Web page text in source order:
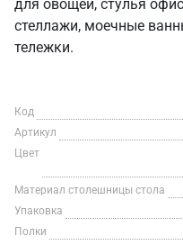
для овощей, стулья
стеллажи, моечные
тележки.
Код
Артикул
Цвет
Материал столешницы стола
Упаковка
Полки